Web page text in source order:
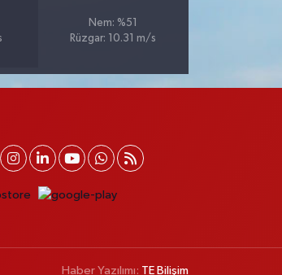
Nem: %51
Rüzgar: 10.31 m/s
Haber Yazılımı: TE Bilişim